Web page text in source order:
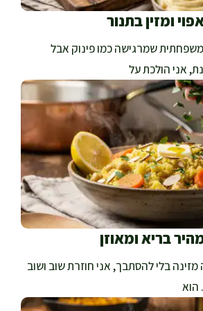
ומזין בתנור
שמרגישה כמו פינוק אבל
אני הולכת על
בריא ומאוזן
בלי להסתבך, אני חוזרת שוב ושוב
הוא